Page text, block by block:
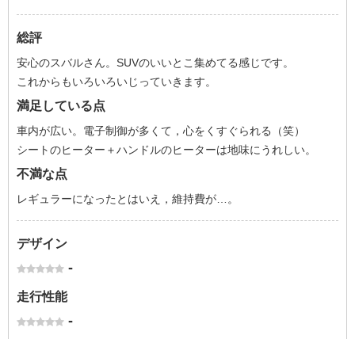
総評
安心のスバルさん。SUVのいいとこ集めてる感じです。
これからもいろいろいじっていきます。
満足している点
車内が広い。電子制御が多くて，心をくすぐられる（笑）
シートのヒーター＋ハンドルのヒーターは地味にうれしい。
不満な点
レギュラーになったとはいえ，維持費が…。
デザイン
-
走行性能
-